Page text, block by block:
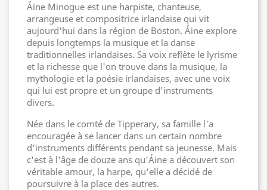
Áine Minogue est une harpiste, chanteuse,
arrangeuse et compositrice irlandaise qui vit
aujourd'hui dans la région de Boston. Áine explore
depuis longtemps la musique et la danse
traditionnelles irlandaises. Sa voix reflète le lyrisme
et la richesse que l'on trouve dans la musique, la
mythologie et la poésie irlandaises, avec une voix
qui lui est propre et un groupe d'instruments
divers.
Née dans le comté de Tipperary, sa famille l'a
encouragée à se lancer dans un certain nombre
d'instruments différents pendant sa jeunesse. Mais
c'est à l'âge de douze ans qu'Áine a découvert son
véritable amour, la harpe, qu'elle a décidé de
poursuivre à la place des autres.